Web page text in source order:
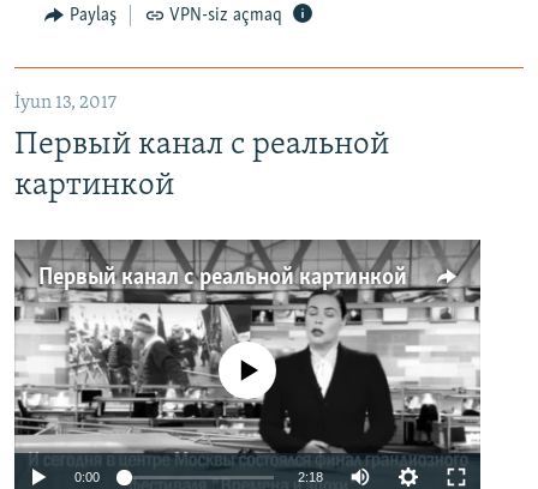
Paylaş VPN-siz açmaq
İyun 13, 2017
Первый канал с реальной
картинкой
Первый канал с реальной картинкой
No media source currently available
0:00 2:18